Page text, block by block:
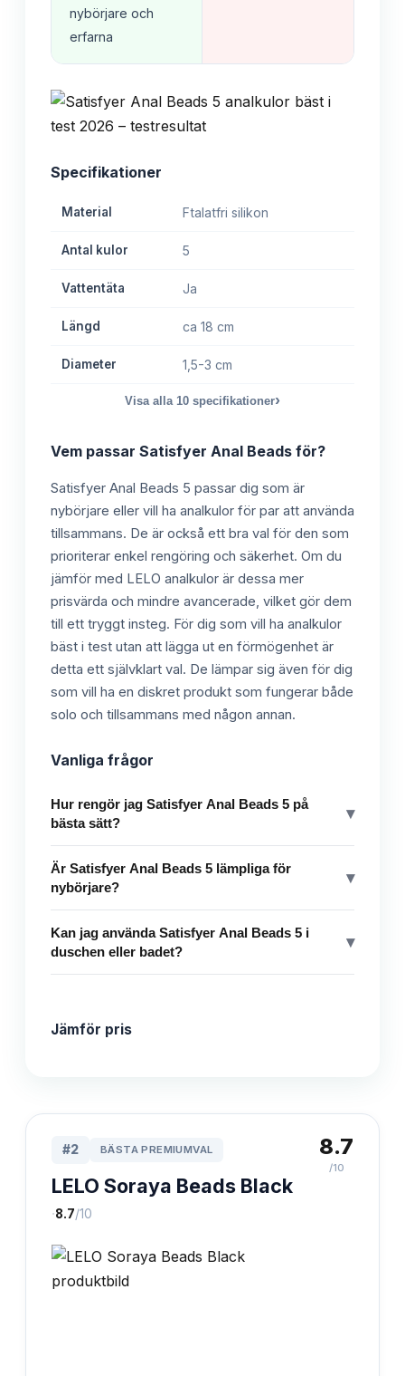
nybörjare och
erfarna
Specifikationer
Material Ftalatfri silikon
Antal kulor 5
Vattentäta Ja
Längd ca 18 cm
Diameter 1,5-3 cm
Visa alla 10 specifikationer›
Vem passar Satisfyer Anal Beads för?
Satisfyer Anal Beads 5 passar dig som är
nybörjare eller vill ha analkulor för par att använda
tillsammans. De är också ett bra val för den som
prioriterar enkel rengöring och säkerhet. Om du
jämför med LELO analkulor är dessa mer
prisvärda och mindre avancerade, vilket gör dem
till ett tryggt insteg. För dig som vill ha analkulor
bäst i test utan att lägga ut en förmögenhet är
detta ett självklart val. De lämpar sig även för dig
som vill ha en diskret produkt som fungerar både
solo och tillsammans med någon annan.
Vanliga frågor
Hur rengör jag Satisfyer Anal Beads 5 på
bästa sätt?
▾
Är Satisfyer Anal Beads 5 lämpliga för
nybörjare?
▾
Kan jag använda Satisfyer Anal Beads 5 i
duschen eller badet?
▾
Jämför pris
#2 BÄSTA PREMIUMVAL
LELO Soraya Beads Black
·8.7/10
8.7
/10